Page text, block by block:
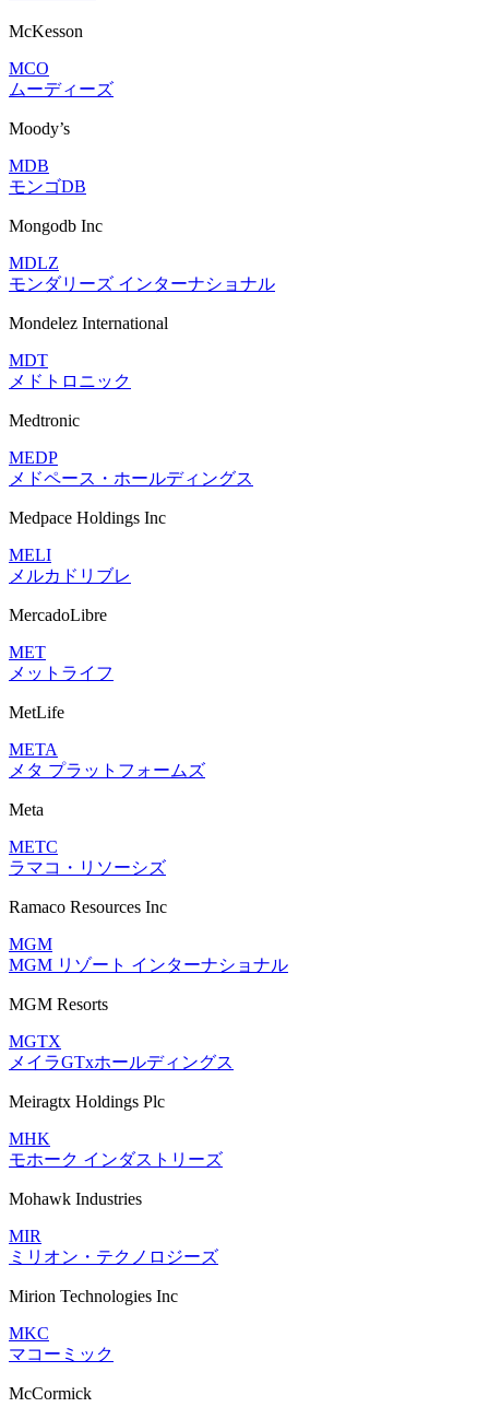
McKesson
MCO
ムーディーズ
Moody’s
MDB
モンゴDB
Mongodb Inc
MDLZ
モンダリーズ インターナショナル
Mondelez International
MDT
メドトロニック
Medtronic
MEDP
メドペース・ホールディングス
Medpace Holdings Inc
MELI
メルカドリブレ
MercadoLibre
MET
メットライフ
MetLife
META
メタ プラットフォームズ
Meta
METC
ラマコ・リソーシズ
Ramaco Resources Inc
MGM
MGM リゾート インターナショナル
MGM Resorts
MGTX
メイラGTxホールディングス
Meiragtx Holdings Plc
MHK
モホーク インダストリーズ
Mohawk Industries
MIR
ミリオン・テクノロジーズ
Mirion Technologies Inc
MKC
マコーミック
McCormick